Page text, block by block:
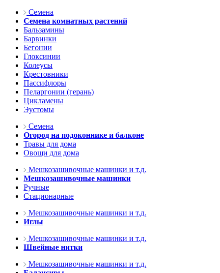
Семена
Семена комнатных растений
Бальзамины
Барвинки
Бегонии
Глоксинии
Колеусы
Крестовники
Пассифлоры
Пеларгонии (герань)
Цикламены
Эустомы
Семена
Огород на подоконнике и балконе
Травы для дома
Овощи для дома
Мешкозашивочные машинки и т.д.
Мешкозашивочные машинки
Ручные
Стационарные
Мешкозашивочные машинки и т.д.
Иглы
Мешкозашивочные машинки и т.д.
Швейные нитки
Мешкозашивочные машинки и т.д.